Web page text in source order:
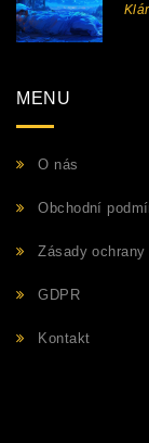
MENU
O nás
Obchodní
Zásady
GDPR
Kontakt